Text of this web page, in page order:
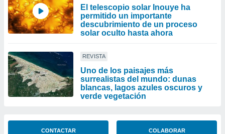
El telescopio solar Inouye ha
permitido un importante
descubrimiento de un proceso
solar oculto hasta ahora
REVISTA
Uno de los paisajes más
surrealistas del mundo: dunas
blancas, lagos azules oscuros y
verde vegetación
CONTACTAR COLABORAR